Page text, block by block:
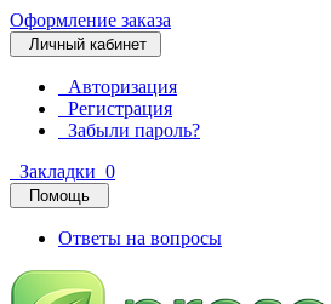
Оформление заказа
Личный кабинет
Авторизация
Регистрация
Забыли пароль?
Закладки 0
Помощь
Ответы на вопросы